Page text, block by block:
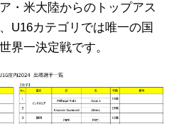
・米大陸からのトップアス
U16カテゴリでは唯一の国
界一決定戦です。